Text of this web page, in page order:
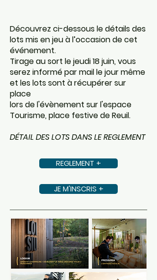
Découvrez ci-dessous le détails des
lots mis en jeu à l’occasion de cet
événement.
Tirage au sort le jeudi 18 juin, vous
serez informé par mail le jour même
et les lots sont à récupérer sur
place
lors de l'évènement sur l'espace
Tourisme, place festive de Reuil.
DÉTAIL DES LOTS DANS LE REGLEMENT
REGLEMENT +
JE M'INSCRIS +